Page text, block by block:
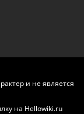
и не является
на Hellowiki.ru